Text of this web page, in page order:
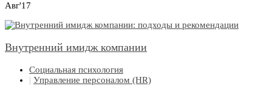
Авг'17
Внутренний имидж компании
Социальная психология
| Управление персоналом (HR)